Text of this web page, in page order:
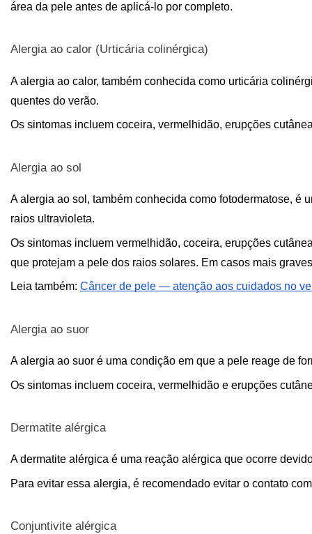
área da pele antes de aplicá-lo por completo.
Alergia ao calor (Urticária colinérgica)
A alergia ao calor, também conhecida como urticária
quentes do verão.
Os sintomas incluem coceira, vermelhidão, erupções
Alergia ao sol
A alergia ao sol, também conhecida como fotodermatose, é
raios ultravioleta.
Os sintomas incluem vermelhidão, coceira, erupções
que protejam a pele dos raios solares. Em casos mais
Leia também: Câncer de pele — atenção aos cuidados no
Alergia ao suor
A alergia ao suor é uma condição em que a pele reage de
Os sintomas incluem coceira, vermelhidão e erupções
Dermatite alérgica
A dermatite alérgica é uma reação alérgica que ocorre
Para evitar essa alergia, é recomendado evitar o contato
Conjuntivite alérgica